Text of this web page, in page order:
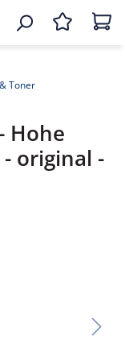
Toner
Hohe
original -